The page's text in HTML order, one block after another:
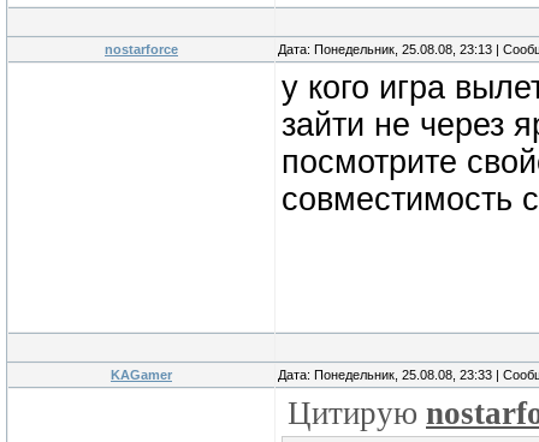
nostarforce Дата: Понедельник, 25.08.08, 23:13 |
у кого игра
зайти не через
посмотрите
совместимость
KAGamer Дата: Понедельник, 25.08.08, 23:33 |
Цитирую